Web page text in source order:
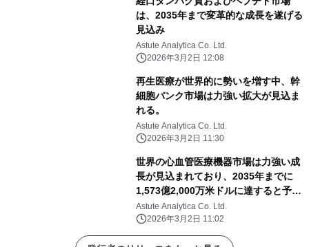
は、2035年まで変革的な成長を遂げる
見込み
Astute Analytica Co. Ltd.
2026年3月2日 12:08
再生医療が世界的に勢いを増す中、幹
細胞バンク市場は力強い拡大が見込ま
れる。
Astute Analytica Co. Ltd.
2026年3月2日 11:30
世界の心血管医療機器市場は力強い成
長が見込まれており、2035年までに
1,573億2,000万米ドルに達すると予測
されている。
Astute Analytica Co. Ltd.
2026年3月2日 11:02